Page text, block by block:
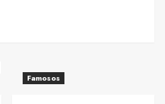
Famosos